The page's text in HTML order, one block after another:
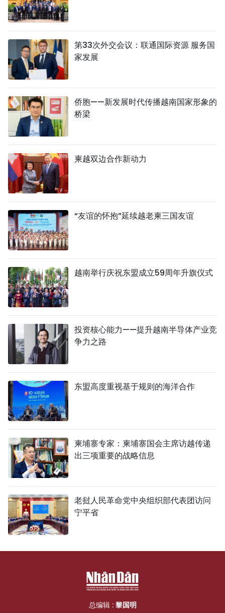
第33次外交会议：联通国际资源 服务国
家发展
侨胞——新发展时代传播越南国家形象的
桥梁
柬越双边合作新动力
“友谊的怀抱”延续越老柬三国友谊
越南举行庆祝东盟成立59周年升旗仪式
投资核心能力——提升越南半导体产业竞
争力之路
东盟高度重视基于规则的海洋合作
柬埔寨专家：柬埔寨国会主席访越传递
出三项重要的战略信息
老挝人民革命党中央组织部代表团访问
宁平省
总编辑 : 黎国明